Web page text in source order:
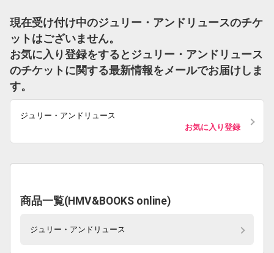
現在受け付け中のジュリー・アンドリュースのチケ
ットはございません。
お気に入り登録をするとジュリー・アンドリュース
のチケットに関する最新情報をメールでお届けしま
す。
ジュリー・アンドリュース
お気に入り登録
商品一覧(HMV&BOOKS online)
ジュリー・アンドリュース